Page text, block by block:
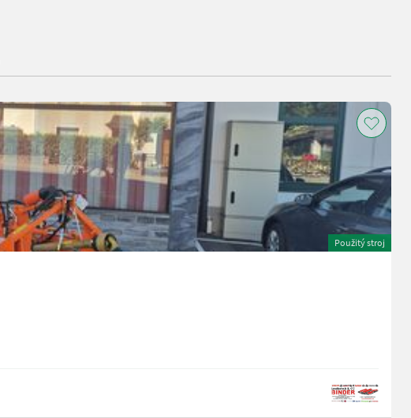
Použitý stroj